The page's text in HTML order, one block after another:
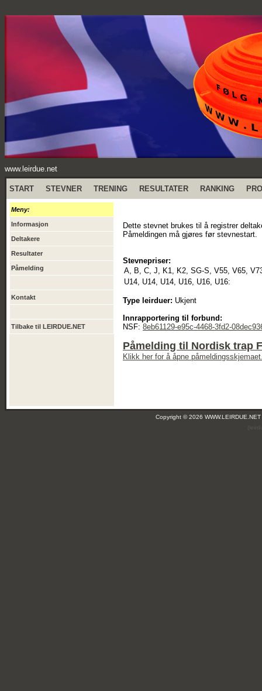
www.leirdue.net
START STEVNER TRENING RESULTATER RANKING
Meny:
Informasjon
Deltakere
Resultater
Påmelding
Kontakt
Tilbake til LEIRDUE.NET
Dette stevnet brukes til å registrer
Påmeldingen må gjøres før stevnestart.
Stevnepriser:
A, B, C, J, K1, K2, SG-S, V55, V65,
U14, U14, U14, U16, U16, U16:
Type leirduer: Ukjent
Innrapportering til forbund:
NSF: 8eb61129-e95c-4468-3fd2-
Påmelding til Nordisk trap
Klikk her for å åpne
Copyright © 2026